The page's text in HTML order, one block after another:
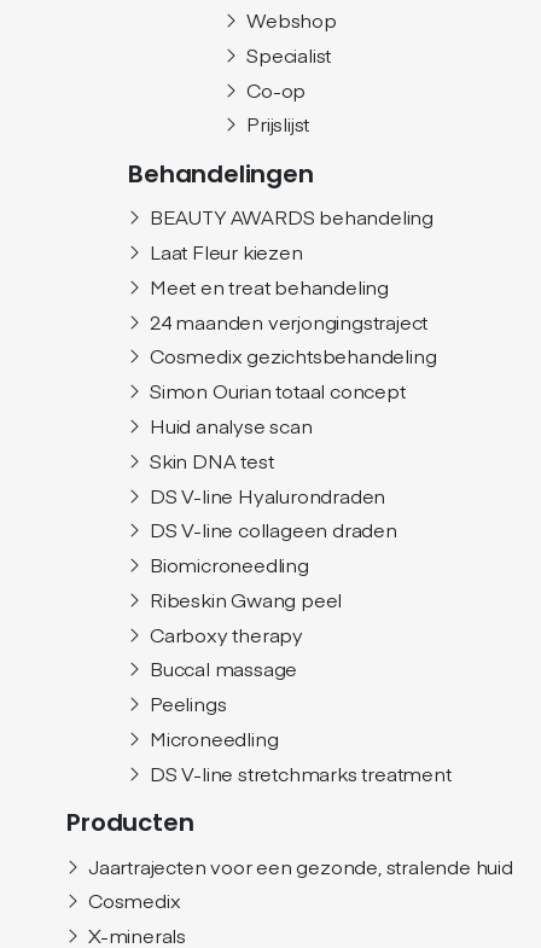
Webshop
Specialist
Co-op
Prijslijst
Behandelingen
BEAUTY AWARDS behandeling
Laat Fleur kiezen
Meet en treat behandeling
24 maanden verjongingstraject
Cosmedix gezichtsbehandeling
Simon Ourian totaal concept
Huid analyse scan
Skin DNA test
DS V-line Hyalurondraden
DS V-line collageen draden
Biomicroneedling
Ribeskin Gwang peel
Carboxy therapy
Buccal massage
Peelings
Microneedling
DS V-line stretchmarks treatment
Producten
Jaartrajecten voor een gezonde, stralende huid
Cosmedix
X-minerals